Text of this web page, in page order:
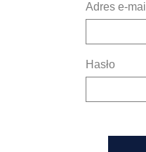
Adres e-mail
Hasło